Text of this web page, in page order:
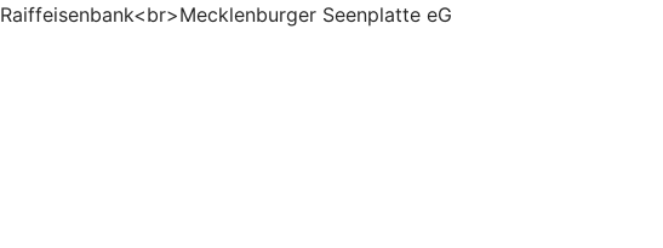
Raiffeisenbank<br>Mecklenburger Seenplatte eG